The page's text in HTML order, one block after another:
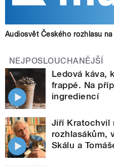
Audiosvět Českého rozhlasu
NEJPOSLOUCHANĚJŠÍ
Ledová káva,
frappé. Na
ingrediencí
Jiří Kratochvil
rozhlasákům,
Skálu a